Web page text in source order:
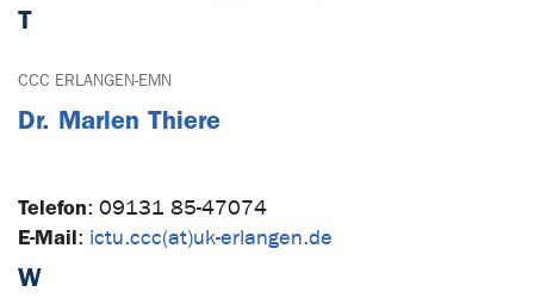
T
CCC ERLANGEN-EMN
Dr. Marlen Thiere
Telefon: 09131 85-47074
E-Mail: ictu.ccc(at)uk-erlangen.de
W